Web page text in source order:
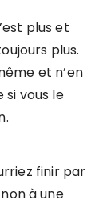
plus et
plus.
et n’en
vous le
finir par
à une